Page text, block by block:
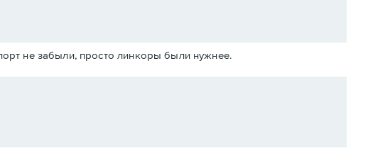
не забыли, просто линкоры были нужнее.